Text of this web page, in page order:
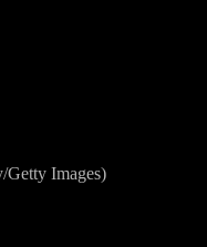
Images)